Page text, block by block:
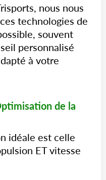
nous nous
technologies de
souvent
personnalisé
à votre
de la
idéale est celle
ET vitesse